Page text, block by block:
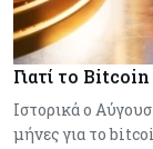
Γιατί το
Ιστορικά ο
μήνες για το